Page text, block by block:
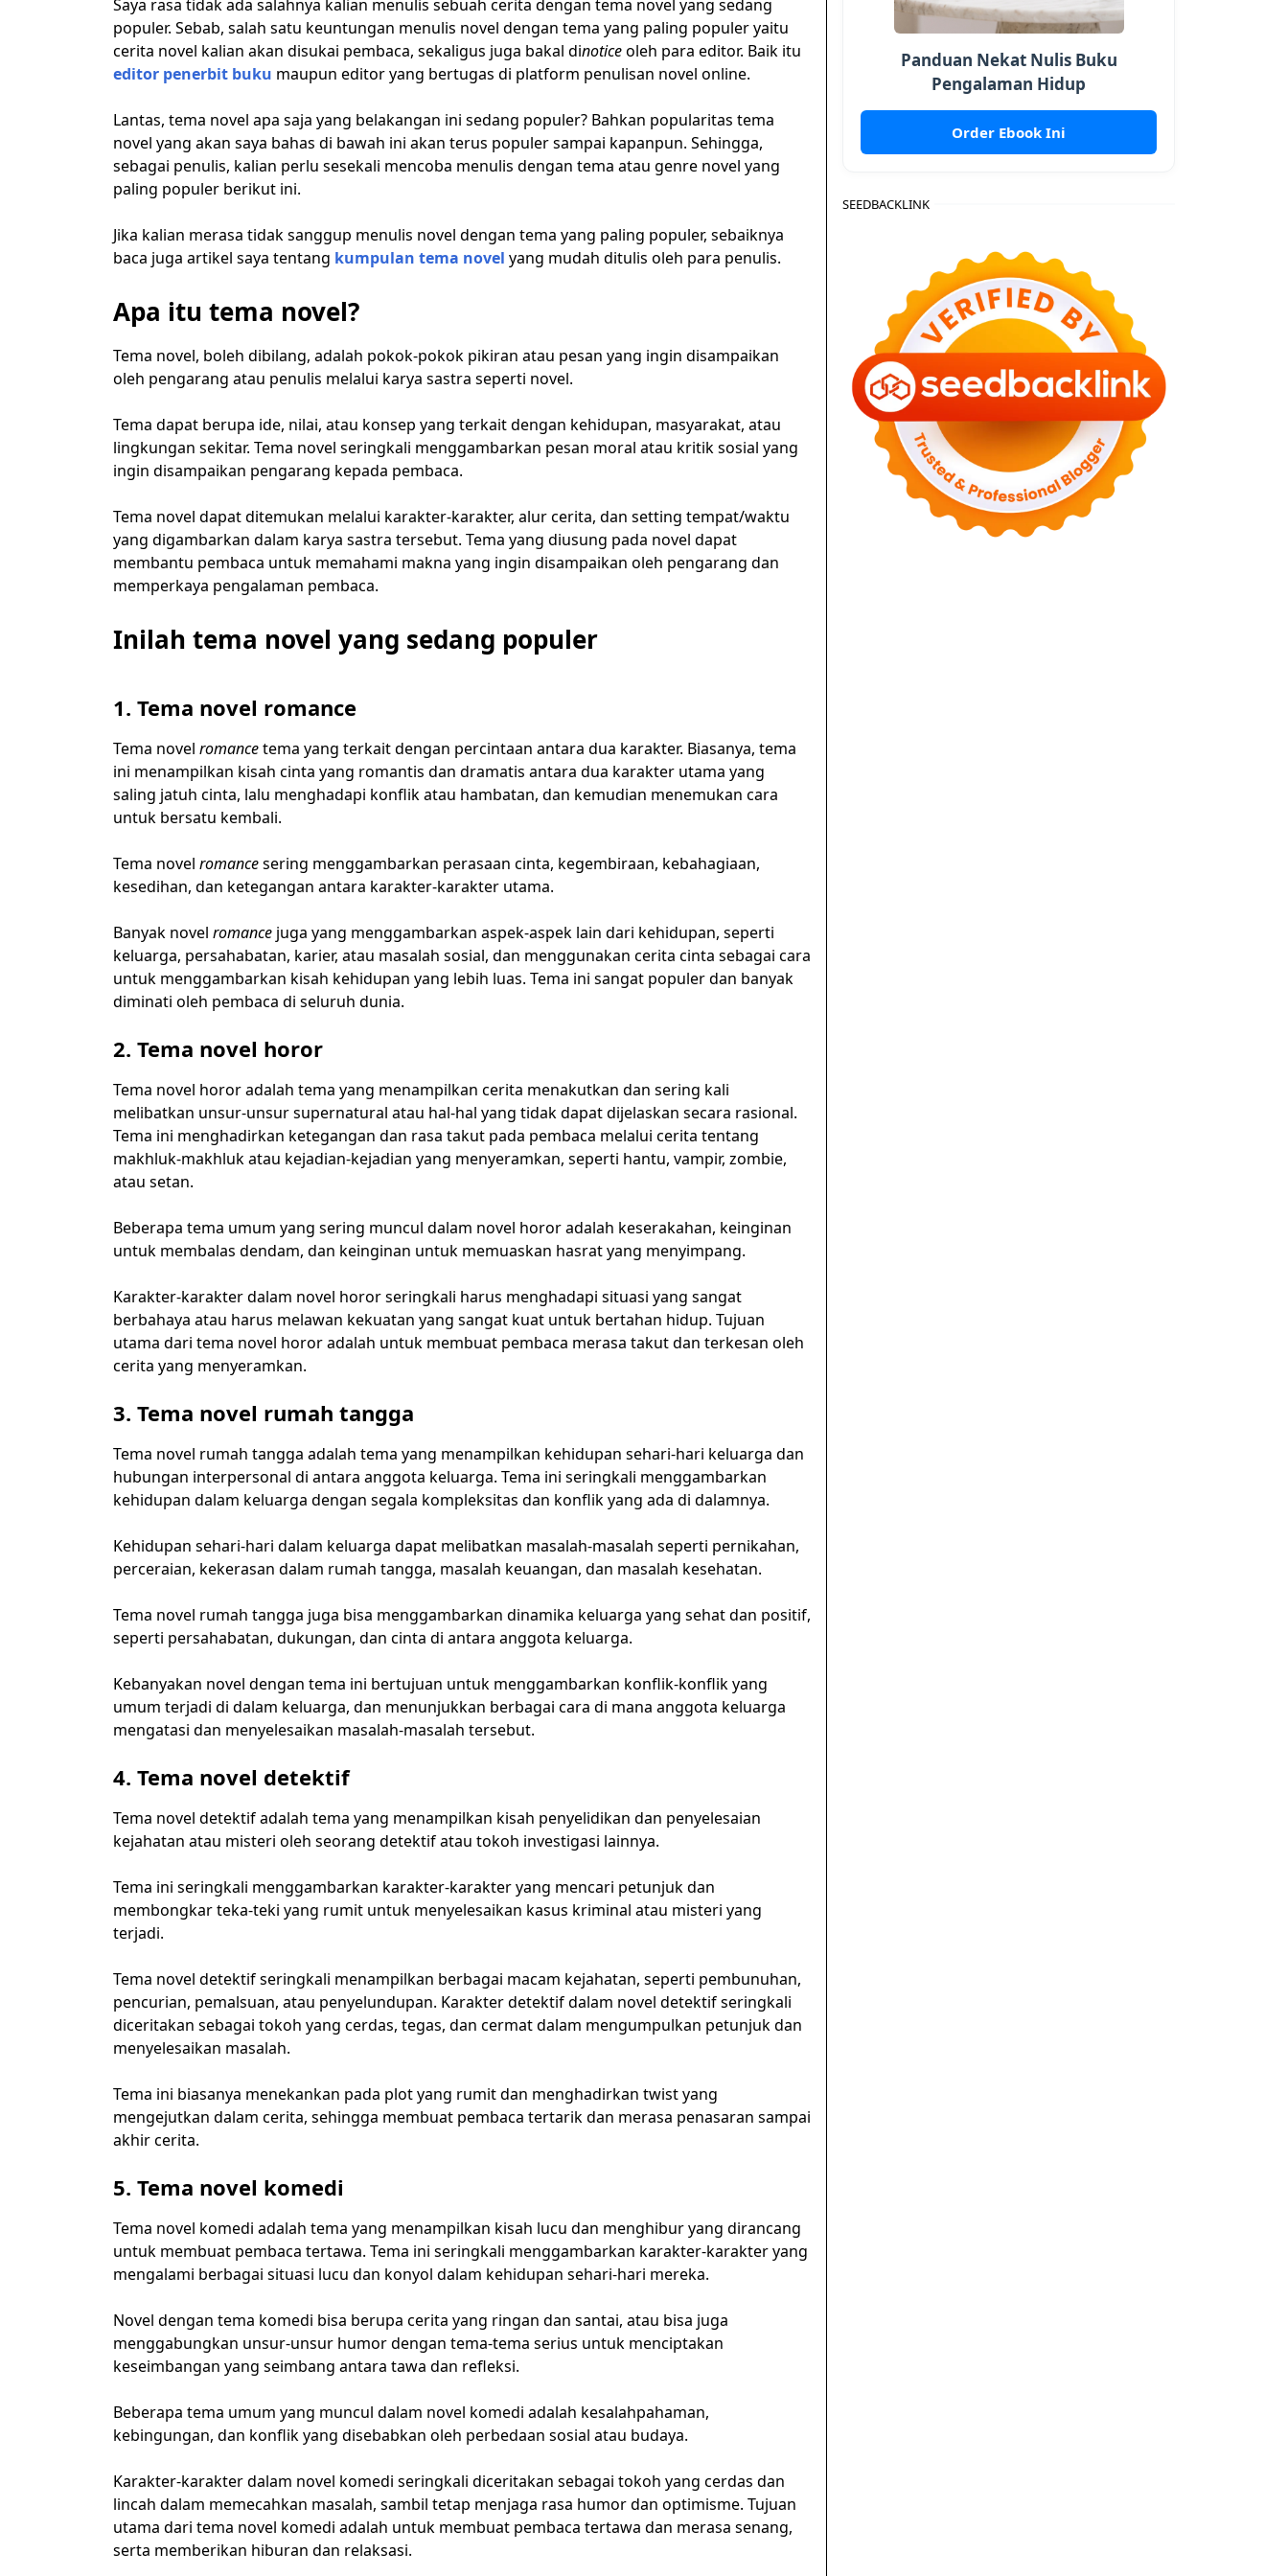
Saya rasa tidak ada salahnya kalian menulis sebuah cerita dengan tema novel yang sedang
populer. Sebab, salah satu keuntungan menulis novel dengan tema yang paling populer yaitu
cerita novel kalian akan disukai pembaca, sekaligus juga bakal dinoticeoleh para editor. Baik itu
editor penerbit buku maupun editor yang bertugas di platform penulisan novel online.
Lantas, tema novel apa saja yang belakangan ini sedang populer? Bahkan popularitas tema
novel yang akan saya bahas di bawah ini akan terus populer sampai kapanpun. Sehingga,
sebagai penulis, kalian perlu sesekali mencoba menulis dengan tema atau genre novel yang
paling populer berikut ini.
Jika kalian merasa tidak sanggup menulis novel dengan tema yang paling populer, sebaiknya
baca juga artikel saya tentang kumpulan tema novel yang mudah ditulis oleh para penulis.
Apa itu tema novel?
Tema novel, boleh dibilang, adalah pokok-pokok pikiran atau pesan yang ingin disampaikan
oleh pengarang atau penulis melalui karya sastra seperti novel.
Tema dapat berupa ide, nilai, atau konsep yang terkait dengan kehidupan, masyarakat, atau
lingkungan sekitar. Tema novel seringkali menggambarkan pesan moral atau kritik sosial yang
ingin disampaikan pengarang kepada pembaca.
Tema novel dapat ditemukan melalui karakter-karakter, alur cerita, dan setting tempat/waktu
yang digambarkan dalam karya sastra tersebut. Tema yang diusung pada novel dapat
membantu pembaca untuk memahami makna yang ingin disampaikan oleh pengarang dan
memperkaya pengalaman pembaca.
Inilah tema novel yang sedang populer
1. Tema novel romance
Tema novel romancetema yang terkait dengan percintaan antara dua karakter. Biasanya, tema
ini menampilkan kisah cinta yang romantis dan dramatis antara dua karakter utama yang
saling jatuh cinta, lalu menghadapi konflik atau hambatan, dan kemudian menemukan cara
untuk bersatu kembali.
Tema novel romancesering menggambarkan perasaan cinta, kegembiraan, kebahagiaan,
kesedihan, dan ketegangan antara karakter-karakter utama.
Banyak novel romance juga yang menggambarkan aspek-aspek lain dari kehidupan, seperti
keluarga, persahabatan, karier, atau masalah sosial, dan menggunakan cerita cinta sebagai cara
untuk menggambarkan kisah kehidupan yang lebih luas. Tema ini sangat populer dan banyak
diminati oleh pembaca di seluruh dunia.
2. Tema novel horor
Tema novel horor adalah tema yang menampilkan cerita menakutkan dan sering kali
melibatkan unsur-unsur supernatural atau hal-hal yang tidak dapat dijelaskan secara rasional.
Tema ini menghadirkan ketegangan dan rasa takut pada pembaca melalui cerita tentang
makhluk-makhluk atau kejadian-kejadian yang menyeramkan, seperti hantu, vampir, zombie,
atau setan.
Beberapa tema umum yang sering muncul dalam novel horor adalah keserakahan, keinginan
untuk membalas dendam, dan keinginan untuk memuaskan hasrat yang menyimpang.
Karakter-karakter dalam novel horor seringkali harus menghadapi situasi yang sangat
berbahaya atau harus melawan kekuatan yang sangat kuat untuk bertahan hidup. Tujuan
utama dari tema novel horor adalah untuk membuat pembaca merasa takut dan terkesan oleh
cerita yang menyeramkan.
3. Tema novel rumah tangga
Tema novel rumah tangga adalah tema yang menampilkan kehidupan sehari-hari keluarga dan
hubungan interpersonal di antara anggota keluarga. Tema ini seringkali menggambarkan
kehidupan dalam keluarga dengan segala kompleksitas dan konflik yang ada di dalamnya.
Kehidupan sehari-hari dalam keluarga dapat melibatkan masalah-masalah seperti pernikahan,
perceraian, kekerasan dalam rumah tangga, masalah keuangan, dan masalah kesehatan.
Tema novel rumah tangga juga bisa menggambarkan dinamika keluarga yang sehat dan positif,
seperti persahabatan, dukungan, dan cinta di antara anggota keluarga.
Kebanyakan novel dengan tema ini bertujuan untuk menggambarkan konflik-konflik yang
umum terjadi di dalam keluarga, dan menunjukkan berbagai cara di mana anggota keluarga
mengatasi dan menyelesaikan masalah-masalah tersebut.
4. Tema novel detektif
Tema novel detektif adalah tema yang menampilkan kisah penyelidikan dan penyelesaian
kejahatan atau misteri oleh seorang detektif atau tokoh investigasi lainnya.
Tema ini seringkali menggambarkan karakter-karakter yang mencari petunjuk dan
membongkar teka-teki yang rumit untuk menyelesaikan kasus kriminal atau misteri yang
terjadi.
Tema novel detektif seringkali menampilkan berbagai macam kejahatan, seperti pembunuhan,
pencurian, pemalsuan, atau penyelundupan. Karakter detektif dalam novel detektif seringkali
diceritakan sebagai tokoh yang cerdas, tegas, dan cermat dalam mengumpulkan petunjuk dan
menyelesaikan masalah.
Tema ini biasanya menekankan pada plot yang rumit dan menghadirkan twist yang
mengejutkan dalam cerita, sehingga membuat pembaca tertarik dan merasa penasaran sampai
akhir cerita.
5. Tema novel komedi
Tema novel komedi adalah tema yang menampilkan kisah lucu dan menghibur yang dirancang
untuk membuat pembaca tertawa. Tema ini seringkali menggambarkan karakter-karakter yang
mengalami berbagai situasi lucu dan konyol dalam kehidupan sehari-hari mereka.
Novel dengan tema komedi bisa berupa cerita yang ringan dan santai, atau bisa juga
menggabungkan unsur-unsur humor dengan tema-tema serius untuk menciptakan
keseimbangan yang seimbang antara tawa dan refleksi.
Beberapa tema umum yang muncul dalam novel komedi adalah kesalahpahaman,
kebingungan, dan konflik yang disebabkan oleh perbedaan sosial atau budaya.
Karakter-karakter dalam novel komedi seringkali diceritakan sebagai tokoh yang cerdas dan
lincah dalam memecahkan masalah, sambil tetap menjaga rasa humor dan optimisme. Tujuan
utama dari tema novel komedi adalah untuk membuat pembaca tertawa dan merasa senang,
serta memberikan hiburan dan relaksasi.
Panduan Nekat Nulis Buku
Pengalaman Hidup
Order Ebook Ini
SEEDBACKLINK